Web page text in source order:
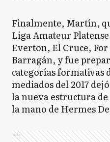
Finalmente, Martín,
Liga Amateur
Everton, El Cruce,
Barragán, y fue
categorías formativas
mediados del 2017
la nueva estructura de
la mano de Hermes
Ads